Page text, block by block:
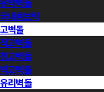
유약벽돌
국내롱브릭
고벽돌
적고벽돌
청고벽돌
백고벽돌
유리벽돌